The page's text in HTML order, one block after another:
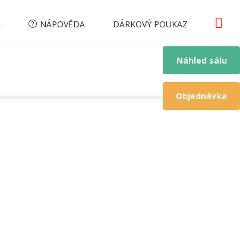
NÁPOVĚDA DÁRKOVÝ POUKAZ
Objednávka
Náhled sálu